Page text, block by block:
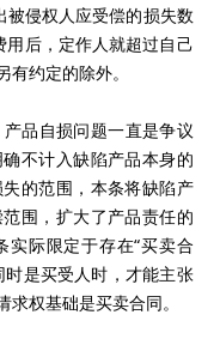
被侵权人应受偿的损失数
后，定作人就超过自己
约定的除外。
品自损问题一直是争议
不计入缺陷产品本身的
的范围，本条将缺陷产
围，扩大了产品责任的
实际限定于存在“买卖合
是买受人时，才能主张
权基础是买卖合同。